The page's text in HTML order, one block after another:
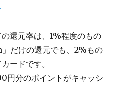
還元率は、1%程度のもの
だけの還元でも、2%もの
ードです。
円分のポイントがキャッシ